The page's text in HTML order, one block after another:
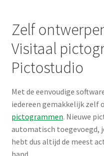
Zelf
Visitaal
Pictostudio
Met de eenvoudige
iedereen gemakkelijk zelf
pictogrammen. Nieuwe
automatisch toegevoegd,
hebt dus altijd de meest